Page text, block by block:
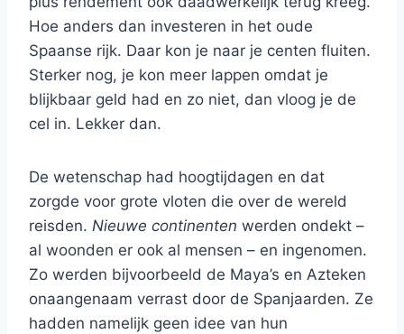
Hoe anders dan investeren in het oude
Spaanse rijk. Daar kon je naar je centen fluiten.
Sterker nog, je kon meer lappen omdat je
blijkbaar geld had en zo niet, dan vloog je de
cel in. Lekker dan.
De wetenschap had hoogtijdagen en dat
zorgde voor grote vloten die over de wereld
reisden. Nieuwe continenten werden ondekt –
al woonden er ook al mensen – en ingenomen.
Zo werden bijvoorbeeld de Maya’s en Azteken
onaangenaam verrast door de Spanjaarden. Ze
hadden namelijk geen idee van hun